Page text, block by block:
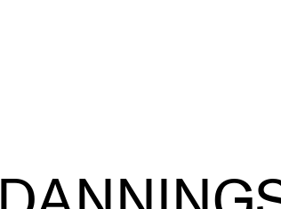
våre